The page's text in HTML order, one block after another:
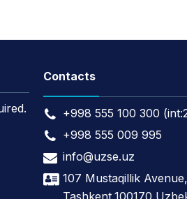
Contacts
+998 555 100 300
+998 555 009 995
info@uzse.uz
107 Mustaqillik Avenue,
Tashkent,100170